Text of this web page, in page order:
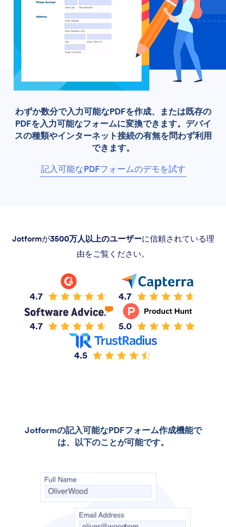
わずか数分で入力可能なPDFを作成、または既存の
PDFを入力可能なフォームに変換できます。デバイ
スの種類やインターネット接続の有無を問わず利用
できます。
記入可能なPDFフォームのデモを試す
Jotformが3500万人以上のユーザーに信頼されている理
由をご覧ください。
4.7 4.7
4.7 5.0
4.5
Jotformの記入可能なPDFフォーム作成機能で
は、以下のことが可能です。